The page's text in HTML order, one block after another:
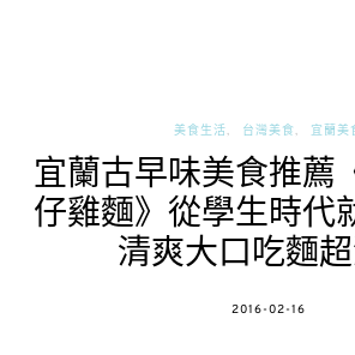
美食生活 台灣美食 宜蘭美
宜蘭古早味美食推薦
仔雞麵》從學生時代
清爽大口吃麵
POSTED
2016-02-16